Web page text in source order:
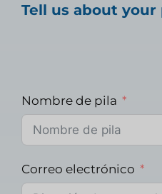
Tell us about your
Nombre de pila
Correo electrónico